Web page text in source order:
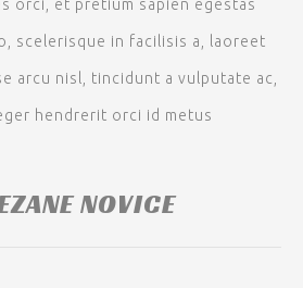
orci, et pretium sapien egestas
scelerisque in facilisis a, laoreet
arcu nisl, tincidunt a vulputate ac,
hendrerit orci id metus
NOVICE